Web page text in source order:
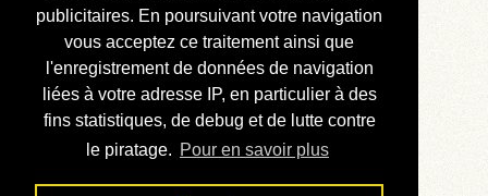
publicitaires. En poursuivant votre navigation
vous acceptez ce traitement ainsi que
l'enregistrement de données de navigation
liées à votre adresse IP, en particulier à des
fins statistiques, de debug et de lutte contre
le piratage. Pour en savoir plus
Annonces
Liens externes
Téléchargement
Contact